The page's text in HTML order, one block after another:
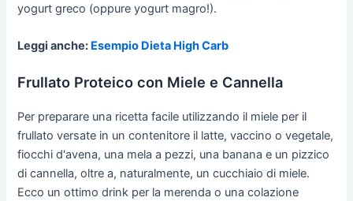
yogurt greco (oppure yogurt magro!).
Leggi anche: Esempio Dieta High Carb
Frullato Proteico con Miele e Cannella
Per preparare una ricetta facile utilizzando il miele per il
frullato versate in un contenitore il latte, vaccino o vegetale,
fiocchi d'avena, una mela a pezzi, una banana e un pizzico
di cannella, oltre a, naturalmente, un cucchiaio di miele.
Ecco un ottimo drink per la merenda o una colazione